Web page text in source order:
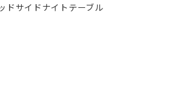
サイドナイトテーブル